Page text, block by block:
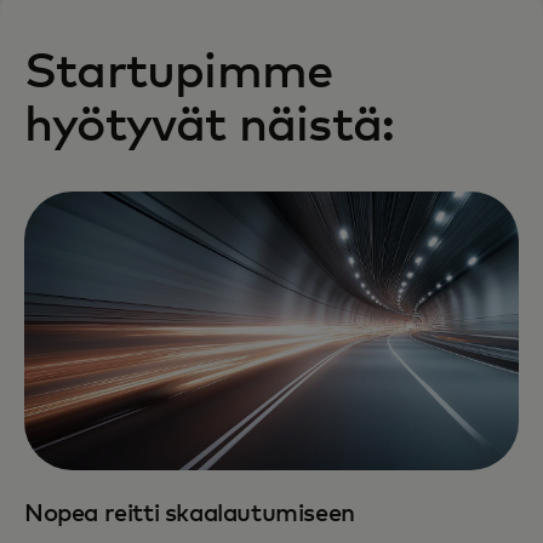
Startupimme
hyötyvät näistä:
Nopea reitti skaalautumiseen